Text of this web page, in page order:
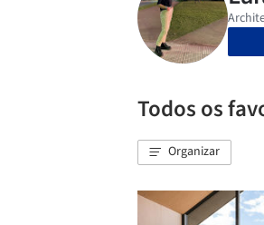
Todos os
Organizar